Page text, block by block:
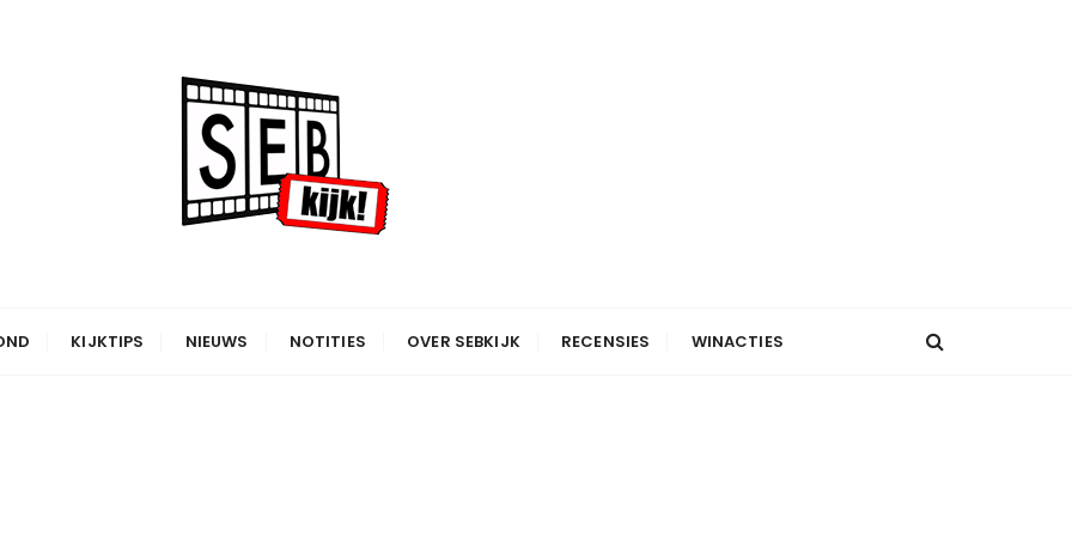
KIJKTIPS NIEUWS NOTITIES OVER SEBKIJK RECENSIES WINACTIES